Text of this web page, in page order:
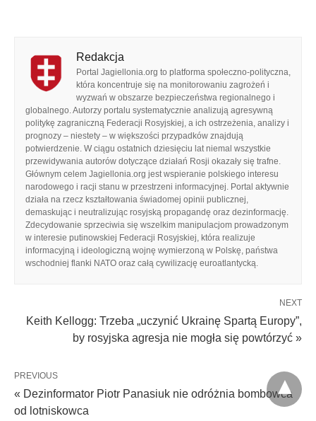
Redakcja
Portal Jagiellonia.org to platforma społeczno-polityczna,
która koncentruje się na monitorowaniu zagrożeń i
wyzwań w obszarze bezpieczeństwa regionalnego i
globalnego. Autorzy portalu systematycznie analizują agresywną
politykę zagraniczną Federacji Rosyjskiej, a ich ostrzeżenia, analizy i
prognozy – niestety – w większości przypadków znajdują
potwierdzenie. W ciągu ostatnich dziesięciu lat niemal wszystkie
przewidywania autorów dotyczące działań Rosji okazały się trafne.
Głównym celem Jagiellonia.org jest wspieranie polskiego interesu
narodowego i racji stanu w przestrzeni informacyjnej. Portal aktywnie
działa na rzecz kształtowania świadomej opinii publicznej,
demaskując i neutralizując rosyjską propagandę oraz dezinformację.
Zdecydowanie sprzeciwia się wszelkim manipulacjom prowadzonym
w interesie putinowskiej Federacji Rosyjskiej, która realizuje
informacyjną i ideologiczną wojnę wymierzoną w Polskę, państwa
wschodniej flanki NATO oraz całą cywilizację euroatlantycką.
NEXT
Keith Kellogg: Trzeba „uczynić Ukrainę Spartą Europy”,
by rosyjska agresja nie mogła się powtórzyć »
PREVIOUS
« Dezinformator Piotr Panasiuk nie odróżnia bombowca
od lotniskowca